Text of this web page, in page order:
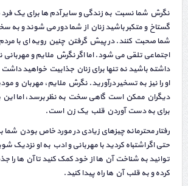
نگرش شما نسبت به زندگی و سایر آدم ها برای یک
گستاخ و متکبر باشید زنان از شما دور می شوند و به
شما صحبت کنند. در پیش گرفتن چنین رویه ای با
اجتماعی تلقی می شود. اما اگر نگرش ملایم و
داشته باشید نه تنها برای زنان جذابیت خواهید
او را نیز به تسخیر درآورید. نگرش ملایم، مهربان و
دیگران ممکن است گاهی سخت به نظر برسد، اما این
برای به دست آوردن قلب یک زن است.
رفتار محترمانه چیزهای زیادی در مورد خاص بودن
حتی اگر اشتباه کردید با مهربانی و ادب به او نزدیک
توانید به شناخت آن ها از خود کمک کنید تا آن ها
کرده و به قلب آن ها راه پیدا کنید.